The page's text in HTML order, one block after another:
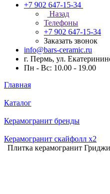
+7 902 647-15-34
Назад
Телефоны
+7 902 647-15-34
Заказать звонок
info@bars-ceramic.ru
г. Пермь, ул.
Пн - Вс: 10.00 - 19.00
Главная
Каталог
Керамогранит бренды
Керамогранит скайфолл x2
Плитка керамогранит